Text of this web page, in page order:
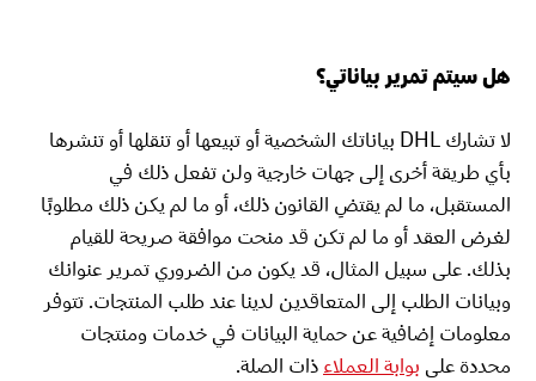
هل سيتم تمرير بياناتي؟
لا تشارك DHL بياناتك الشخصية أو تبيعها أو تنقلها أو تنشرها
بأي طريقة أخرى إلى جهات خارجية ولن تفعل ذلك في
المستقبل، ما لم يقتضِ القانون ذلك، أو ما لم يكن ذلك مطلوبًا
لغرض العقد أو ما لم تكن قد منحت موافقة صريحة للقيام
بذلك. على سبيل المثال، قد يكون من الضروري تمرير عنوانك
وبيانات الطلب إلى المتعاقدين لدينا عند طلب المنتجات. تتوفر
معلومات إضافية عن حماية البيانات في خدمات ومنتجات
محددة على بوابة العملاءذات الصلة.